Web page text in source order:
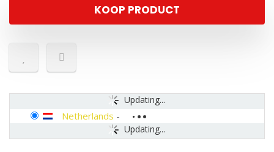
KOOP PRODUCT
Updating...
Updating...
Netherlands -